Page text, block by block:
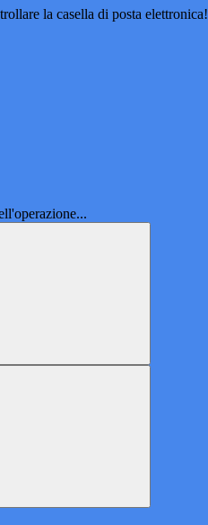
la casella di posta elettronica!